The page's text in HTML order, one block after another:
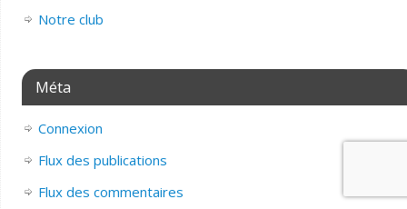
Notre club
Méta
Connexion
Flux des publications
Flux des commentaires